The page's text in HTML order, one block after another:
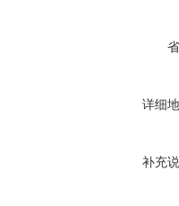
详细
补充